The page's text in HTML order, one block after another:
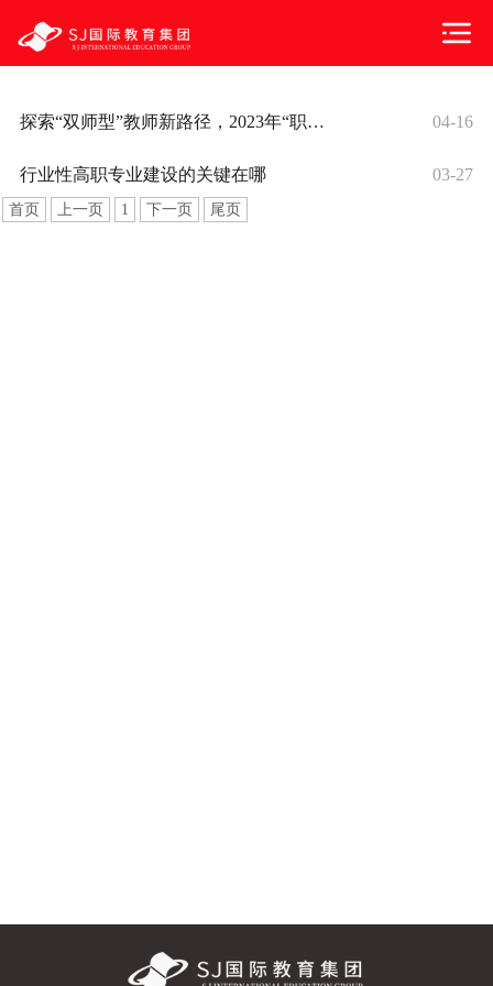
探索“双师型”教师新路径，2023年“职教国培”示范项目启动 04-16
行业性高职专业建设的关键在哪 03-27
首页 上一页 1 下一页 尾页